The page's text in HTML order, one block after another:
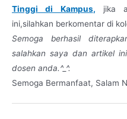
Tinggi di Kampus, jika
ini,silahkan berkomentar di
Semoga berhasil
salahkan saya dan artikel
dosen anda.^_^.
Semoga Bermanfaat, Salam